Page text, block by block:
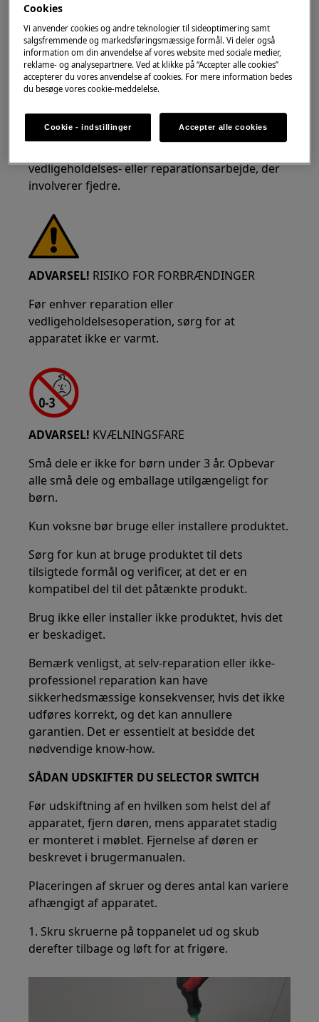
ADVARSEL!RISIKO FOR ØJENSKADE
vedligeholdelses- eller reparationsarbejde, der
involverer fjedre.
ADVARSEL! RISIKO FOR FORBRÆNDINGER
Før enhver reparation eller
vedligeholdelsesoperation, sørg for at
apparatet ikke er varmt.
ADVARSEL! KVÆLNINGSFARE
Små dele er ikke for børn under 3 år. Opbevar
alle små dele og emballage utilgængeligt for
børn.
Kun voksne bør bruge eller installere produktet.
Sørg for kun at bruge produktet til dets
tilsigtede formål og verificer, at det er en
kompatibel del til det påtænkte produkt.
Brug ikke eller installer ikke produktet, hvis det
er beskadiget.
Bemærk venligst, at selv-reparation eller ikke-
professionel reparation kan have
sikkerhedsmæssige konsekvenser, hvis det ikke
udføres korrekt, og det kan annullere
garantien. Det er essentielt at besidde det
nødvendige know-how.
SÅDAN UDSKIFTER DU SELECTOR SWITCH
Før udskiftning af en hvilken som helst del af
apparatet, fjern døren, mens apparatet stadig
er monteret i møblet. Fjernelse af døren er
beskrevet i brugermanualen.
Placeringen af skruer og deres antal kan variere
afhængigt af apparatet.
1. Skru skruerne på toppanelet ud og skub
derefter tilbage og løft for at frigøre.
Cookies
Vi anvender cookies og andre teknologier til sideoptimering samt
salgsfremmende og markedsføringsmæssige formål. Vi deler også
information om din anvendelse af vores website med sociale medier,
reklame- og analysepartnere. Ved at klikke på “Accepter alle cookies”
accepterer du vores anvendelse af cookies. For mere information bedes
du besøge vores cookie-meddelelse.
Cookie - indstillinger Accepter alle cookies